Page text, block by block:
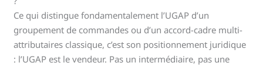
Ce qui distingue fondamentalement l’UGAP d’un
groupement de commandes ou d’un accord-cadre multi-
attributaires classique, c’est son positionnement juridique
: l’UGAP est le vendeur. Pas un intermédiaire, pas une